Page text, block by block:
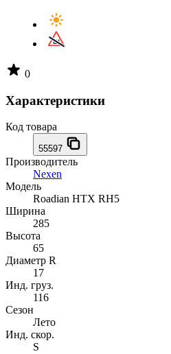
0
Характеристики
Код товара
55597
Производитель
Nexen
Модель
Roadian HTX RH5
Ширина
285
Высота
65
Диаметр R
17
Инд. груз.
116
Сезон
Лето
Инд. скор.
S